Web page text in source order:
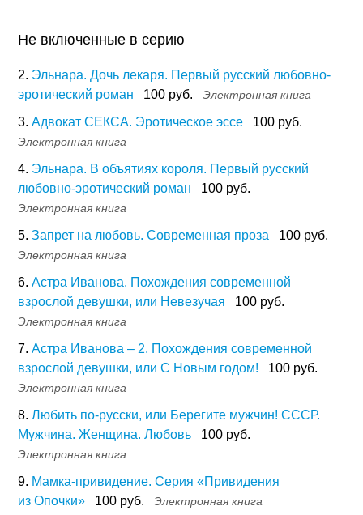
Не включенные в серию
2. Эльнара. Дочь лекаря. Первый русский любовно-
эротический роман
100 руб. Электронная книга
3. Адвокат СЕКСА. Эротическое эссе 100 руб.
Электронная книга
4. Эльнара. В объятиях короля. Первый русский
любовно-эротический роман
100 руб.
Электронная книга
5. Запрет на любовь. Современная проза 100 руб.
Электронная книга
6. Астра Иванова. Похождения современной
взрослой девушки, или Невезучая
100 руб.
Электронная книга
7. Астра Иванова – 2. Похождения современной
взрослой девушки, или С Новым годом!
100 руб.
Электронная книга
8. Любить по-русски, или Берегите мужчин! СССР.
Мужчина. Женщина. Любовь
100 руб.
Электронная книга
9. Мамка-привидение. Серия «Привидения
из Опочки»
100 руб. Электронная книга